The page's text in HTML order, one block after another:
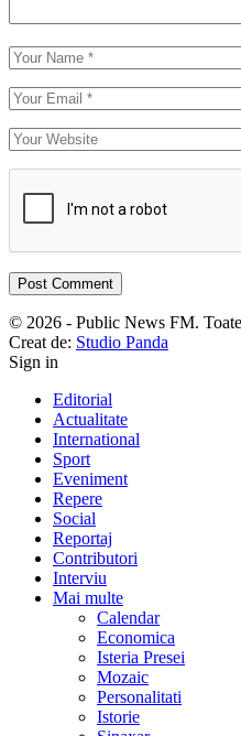
© 2026 - Public News FM.
Creat de: Studio Panda
Sign in
Editorial
Actualitate
International
Sport
Eveniment
Repere
Social
Reportaj
Contributori
Interviu
Mai multe
Calendar
Economica
Isteria Presei
Mozaic
Personalitati
Istorie